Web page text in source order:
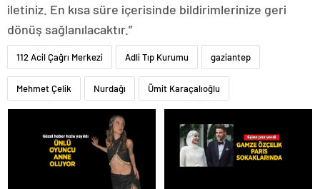
iletiniz. En kısa süre içerisinde bildirimlerinize geri
dönüş sağlanılacaktır.”
112 Acil Çağrı Merkezi Adli Tıp Kurumu gaziantep
Mehmet Çelik Nurdağı Ümit Karaçalıoğlu